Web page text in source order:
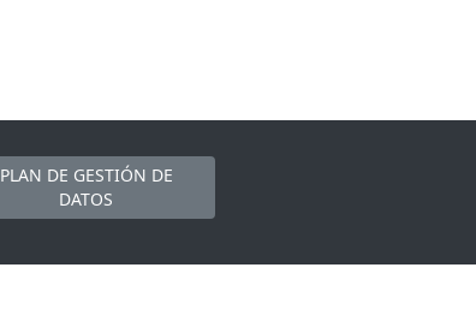
PLAN DE GESTIÓN DE
DATOS